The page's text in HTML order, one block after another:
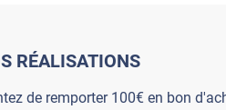
RÉALISATIONS
de remporter 100€ en bon